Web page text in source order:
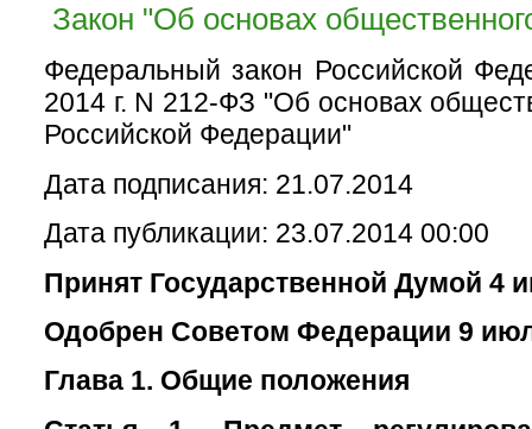
Закон "Об основах
Федеральный закон Российской
2014 г. N 212-ФЗ "Об основах
Российской Федерации"
Дата подписания: 21.07.2014
Дата публикации: 23.07.2014 00:00
Принят Государственной Думой 4
Одобрен Советом Федерации 9
Глава 1. Общие положения